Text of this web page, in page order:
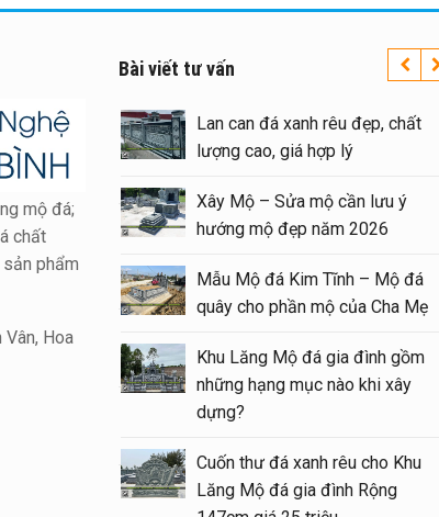
mộ đá;
chất
phẩm
Vân, Hoa
Bài viết tư vấn
Báo giá xây Mộ đá đôi 1 mái
đẹp tại Ninh Bình cuối năm
Kinh nghiệm xây Mộ – sửa Mộ
lượng
Long đình đá 1 mái
Mẫu Lầu thờ đá (Gian thờ đá)
Mộ granite đẹp – hiện đại tại